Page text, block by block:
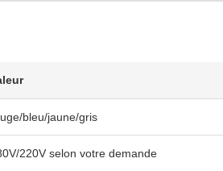
bleu/jaune/gris
220V selon votre demande